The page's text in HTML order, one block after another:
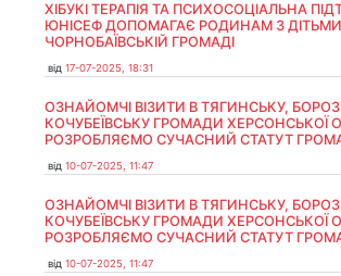
ХІБУКІ ТЕРАПІЯ ТА ПСИХОСОЦІАЛЬНА
ЮНІСЕФ ДОПОМАГАЄ РОДИНАМ З
ЧОРНОБАЇВСЬКІЙ ГРОМАДІ
від 17-07-2025, 18:31
ОЗНАЙОМЧІ ВІЗИТИ В ТЯГИНСЬКУ,
КОЧУБЕЇВСЬКУ ГРОМАДИ ХЕРСОНСЬКОЇ
РОЗРОБЛЯЄМО СУЧАСНИЙ СТАТУТ
від 10-07-2025, 11:47
ОЗНАЙОМЧІ ВІЗИТИ В ТЯГИНСЬКУ,
КОЧУБЕЇВСЬКУ ГРОМАДИ ХЕРСОНСЬКОЇ
РОЗРОБЛЯЄМО СУЧАСНИЙ СТАТУТ
від 10-07-2025, 11:47